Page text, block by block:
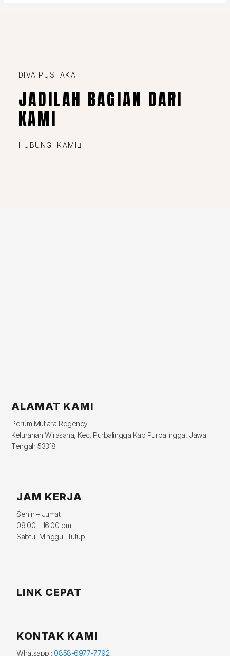
DIVA PUSTAKA
JADILAH BAGIAN DARI
KAMI
HUBUNGI KAMI
ALAMAT KAMI
Perum Mutiara Regency
Kelurahan Wirasana, Kec. Purbalingga Kab Purbalingga, Jawa
Tengah 53318
JAM KERJA
Senin – Jumat
09:00 – 16:00 pm
Sabtu- Minggu- Tutup
LINK CEPAT
KONTAK KAMI
Whatsapp : 0858-6977-7792